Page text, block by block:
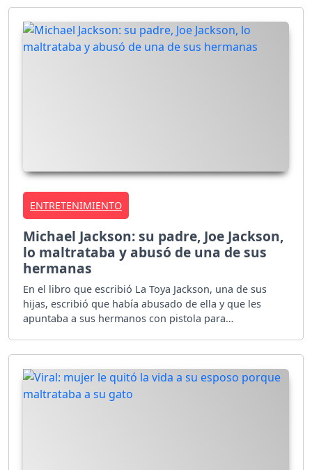
ENTRETENIMIENTO
Michael Jackson: su padre, Joe Jackson,
lo maltrataba y abusó de una de sus
hermanas
En el libro que escribió La Toya Jackson, una de sus
hijas, escribió que había abusado de ella y que les
apuntaba a sus hermanos con pistola para